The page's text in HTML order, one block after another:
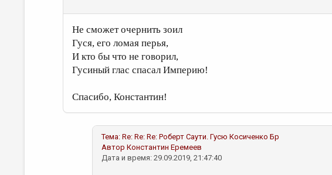
Не сможет очернить зоил
Гуся, его ломая перья,
И кто бы что не говорил,
Гусиный глас спасал Империю!
Спасибо, Константин!
Тема: Re: Re: Re: Роберт Саути. Гусю Косиченко Бр
Автор Константин Еремеев
Дата и время: 29.09.2019, 21:47:40